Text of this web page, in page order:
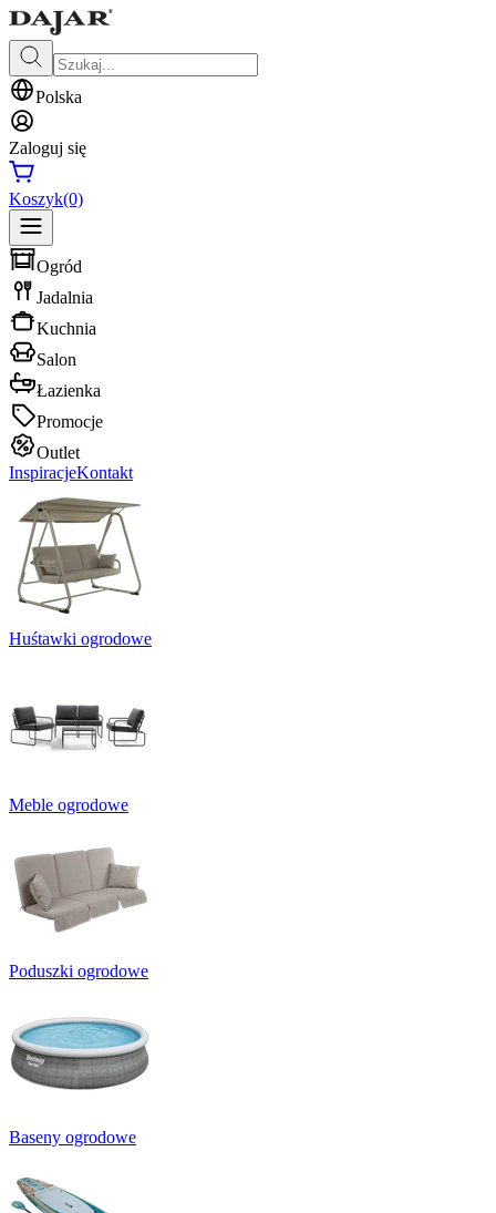
Polska
Zaloguj się
Koszyk(0)
Ogród
Jadalnia
Kuchnia
Salon
Łazienka
Promocje
Outlet
InspiracjeKontakt
Huśtawki ogrodowe
Meble ogrodowe
Poduszki ogrodowe
Baseny ogrodowe